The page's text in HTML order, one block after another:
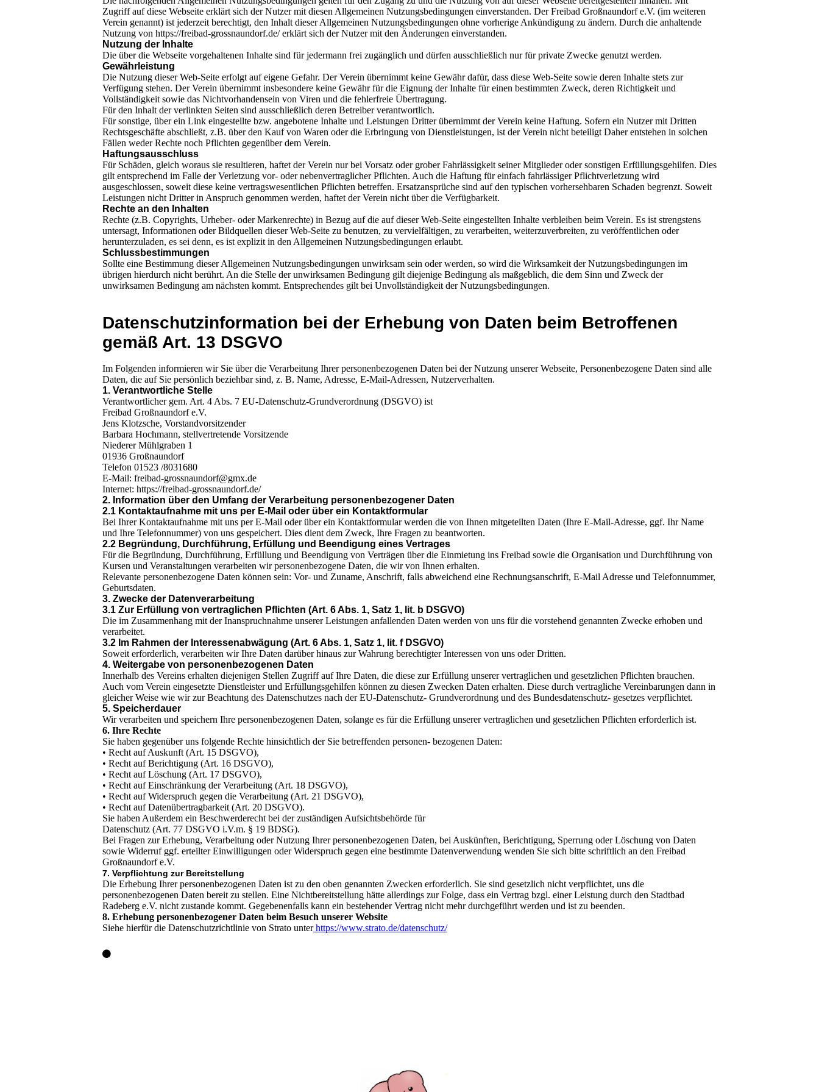
Zugriff auf diese Webseite erklärt sich der Nutzer mit diesen Allgemeinen Nutzungsbedingungen einverstanden. Der Freibad Großnaundorf e.V. (im weiteren
Verein genannt) ist jederzeit berechtigt, den Inhalt dieser Allgemeinen Nutzungsbedingungen ohne vorherige Ankündigung zu ändern. Durch die anhaltende
Nutzung von https://freibad-grossnaundorf.de/ erklärt sich der Nutzer mit den Änderungen einverstanden.
Nutzung der Inhalte
Die über die Webseite vorgehaltenen Inhalte sind für jedermann frei zugänglich und dürfen ausschließlich nur für private Zwecke genutzt werden.
Gewährleistung
Die Nutzung dieser Web-Seite erfolgt auf eigene Gefahr. Der Verein übernimmt keine Gewähr dafür, dass diese Web-Seite sowie deren Inhalte stets zur
Verfügung stehen. Der Verein übernimmt insbesondere keine Gewähr für die Eignung der Inhalte für einen bestimmten Zweck, deren Richtigkeit und
Vollständigkeit sowie das Nichtvorhandensein von Viren und die fehlerfreie Übertragung.
Für den Inhalt der verlinkten Seiten sind ausschließlich deren Betreiber verantwortlich.
Für sonstige, über ein Link eingestellte bzw. angebotene Inhalte und Leistungen Dritter übernimmt der Verein keine Haftung. Sofern ein Nutzer mit Dritten
Rechtsgeschäfte abschließt, z.B. über den Kauf von Waren oder die Erbringung von Dienstleistungen, ist der Verein nicht beteiligt Daher entstehen in solchen
Fällen weder Rechte noch Pflichten gegenüber dem Verein.
Haftungsausschluss
Für Schäden, gleich woraus sie resultieren, haftet der Verein nur bei Vorsatz oder grober Fahrlässigkeit seiner Mitglieder oder sonstigen Erfüllungsgehilfen. Dies
gilt entsprechend im Falle der Verletzung vor- oder nebenvertraglicher Pflichten. Auch die Haftung für einfach fahrlässiger Pflichtverletzung wird
ausgeschlossen, soweit diese keine vertragswesentlichen Pflichten betreffen. Ersatzansprüche sind auf den typischen vorhersehbaren Schaden begrenzt. Soweit
Leistungen nicht Dritter in Anspruch genommen werden, haftet der Verein nicht über die Verfügbarkeit.
Rechte an den Inhalten
Rechte (z.B. Copyrights, Urheber- oder Markenrechte) in Bezug auf die auf dieser Web-Seite eingestellten Inhalte verbleiben beim Verein. Es ist strengstens
untersagt, Informationen oder Bildquellen dieser Web-Seite zu benutzen, zu vervielfältigen, zu verarbeiten, weiterzuverbreiten, zu veröffentlichen oder
herunterzuladen, es sei denn, es ist explizit in den Allgemeinen Nutzungsbedingungen erlaubt.
Schlussbestimmungen
Sollte eine Bestimmung dieser Allgemeinen Nutzungsbedingungen unwirksam sein oder werden, so wird die Wirksamkeit der Nutzungsbedingungen im
übrigen hierdurch nicht berührt. An die Stelle der unwirksamen Bedingung gilt diejenige Bedingung als maßgeblich, die dem Sinn und Zweck der
unwirksamen Bedingung am nächsten kommt. Entsprechendes gilt bei Unvollständigkeit der Nutzungsbedingungen.
Datenschutzinformation bei der Erhebung von Daten beim Betroffenen
gemäß Art. 13 DSGVO
Im Folgenden informieren wir Sie über die Verarbeitung Ihrer personenbezogenen Daten bei der Nutzung unserer Webseite, Personenbezogene Daten sind alle
Daten, die auf Sie persönlich beziehbar sind, z. B. Name, Adresse, E-Mail-Adressen, Nutzerverhalten.
1. Verantwortliche Stelle
Verantwortlicher gem. Art. 4 Abs. 7 EU-Datenschutz-Grundverordnung (DSGVO) ist
Freibad Großnaundorf e.V.
Jens Klotzsche, Vorstandvorsitzender
Barbara Hochmann, stellvertretende Vorsitzende
Niederer Mühlgraben 1
01936 Großnaundorf
Telefon 01523 /8031680
E-Mail: freibad-grossnaundorf@gmx.de
Internet: https://freibad-grossnaundorf.de/
2. Information über den Umfang der Verarbeitung personenbezogener Daten
2.1 Kontaktaufnahme mit uns per E-Mail oder über ein Kontaktformular
Bei Ihrer Kontaktaufnahme mit uns per E-Mail oder über ein Kontaktformular werden die von Ihnen mitgeteilten Daten (Ihre E-Mail-Adresse, ggf. Ihr Name
und Ihre Telefonnummer) von uns gespeichert. Dies dient dem Zweck, Ihre Fragen zu beantworten.
2.2 Begründung, Durchführung, Erfüllung und Beendigung eines Vertrages
Für die Begründung, Durchführung, Erfüllung und Beendigung von Verträgen über die Einmietung ins Freibad sowie die Organisation und Durchführung von
Kursen und Veranstaltungen verarbeiten wir personenbezogene Daten, die wir von Ihnen erhalten.
Relevante personenbezogene Daten können sein: Vor- und Zuname, Anschrift, falls abweichend eine Rechnungsanschrift, E-Mail Adresse und Telefonnummer,
Geburtsdaten.
3. Zwecke der Datenverarbeitung
3.1 Zur Erfüllung von vertraglichen Pflichten (Art. 6 Abs. 1, Satz 1, lit. b DSGVO)
Die im Zusammenhang mit der Inanspruchnahme unserer Leistungen anfallenden Daten werden von uns für die vorstehend genannten Zwecke erhoben und
verarbeitet.
3.2 Im Rahmen der Interessenabwägung (Art. 6 Abs. 1, Satz 1, lit. f DSGVO)
Soweit erforderlich, verarbeiten wir Ihre Daten darüber hinaus zur Wahrung berechtigter Interessen von uns oder Dritten.
4. Weitergabe von personenbezogenen Daten
Innerhalb des Vereins erhalten diejenigen Stellen Zugriff auf Ihre Daten, die diese zur Erfüllung unserer vertraglichen und gesetzlichen Pflichten brauchen.
Auch vom Verein eingesetzte Dienstleister und Erfüllungsgehilfen können zu diesen Zwecken Daten erhalten. Diese durch vertragliche Vereinbarungen dann in
gleicher Weise wie wir zur Beachtung des Datenschutzes nach der EU-Datenschutz- Grundverordnung und des Bundesdatenschutz- gesetzes verpflichtet.
5. Speicherdauer
Wir verarbeiten und speichern Ihre personenbezogenen Daten, solange es für die Erfüllung unserer vertraglichen und gesetzlichen Pflichten erforderlich ist.
6. Ihre Rechte
Sie haben gegenüber uns folgende Rechte hinsichtlich der Sie betreffenden personen- bezogenen Daten:
• Recht auf Auskunft (Art. 15 DSGVO),
• Recht auf Berichtigung (Art. 16 DSGVO),
• Recht auf Löschung (Art. 17 DSGVO),
• Recht auf Einschränkung der Verarbeitung (Art. 18 DSGVO),
• Recht auf Widerspruch gegen die Verarbeitung (Art. 21 DSGVO),
• Recht auf Datenübertragbarkeit (Art. 20 DSGVO).
Sie haben Außerdem ein Beschwerderecht bei der zuständigen Aufsichtsbehörde für
Datenschutz (Art. 77 DSGVO i.V.m. § 19 BDSG).
Bei Fragen zur Erhebung, Verarbeitung oder Nutzung Ihrer personenbezogenen Daten, bei Auskünften, Berichtigung, Sperrung oder Löschung von Daten
sowie Widerruf ggf. erteilter Einwilligungen oder Widerspruch gegen eine bestimmte Datenverwendung wenden Sie sich bitte schriftlich an den Freibad
Großnaundorf e.V.
7. Verpflichtung zur Bereitstellung
Die Erhebung Ihrer personenbezogenen Daten ist zu den oben genannten Zwecken erforderlich. Sie sind gesetzlich nicht verpflichtet, uns die
personenbezogenen Daten bereit zu stellen. Eine Nichtbereitstellung hätte allerdings zur Folge, dass ein Vertrag bzgl. einer Leistung durch den Stadtbad
Radeberg e.V. nicht zustande kommt. Gegebenenfalls kann ein bestehender Vertrag nicht mehr durchgeführt werden und ist zu beenden.
8. Erhebung personenbezogener Daten beim Besuch unserer Website
Siehe hierfür die Datenschutzrichtlinie von Strato unterhttps://www.strato.de/datenschutz/